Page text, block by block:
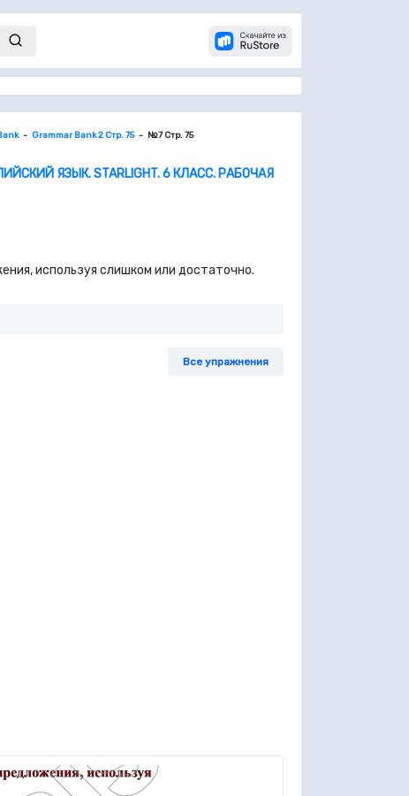
Grammar Bank 2 Стр. 75 №7 Стр. 75
ЯЗЫК. STARLIGHT. 6 КЛАСС. РАБОЧАЯ
используя слишком или достаточно.
Все упражнения